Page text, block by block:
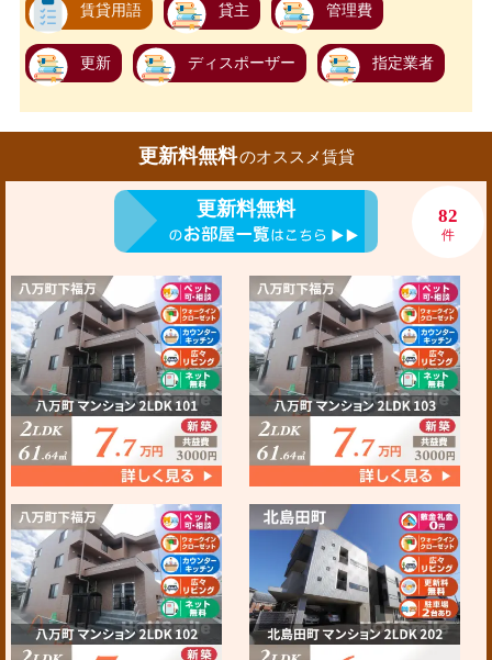
賃貸用語 貸主 管理費
更新 ディスポーザー 指定業者
更新料無料のオススメ賃貸
更新料無料 82
件